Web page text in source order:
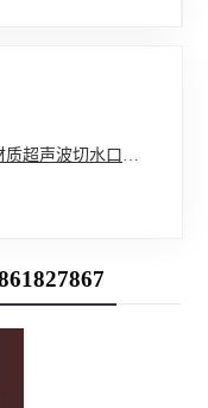
质超声波切水口振